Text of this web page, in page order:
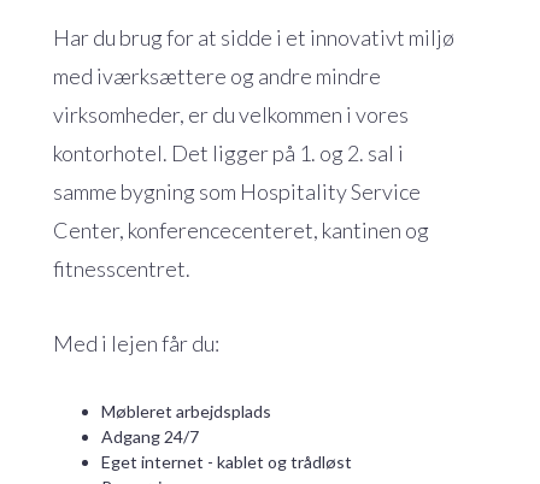
Har du brug for at sidde i et innovativt miljø
med iværksættere og andre mindre
virksomheder, er du velkommen i vores
kontorhotel. Det ligger på 1. og 2. sal i
samme bygning som Hospitality Service
Center, konferencecenteret, kantinen og
fitnesscentret.
Med i lejen får du:
Møbleret arbejdsplads
Adgang 24/7
Eget internet - kablet og trådløst